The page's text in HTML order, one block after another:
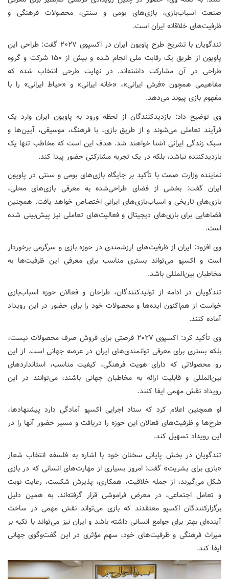
صنعت اسباب‌بازی، بازی‌های بومی و سنتی، محصولات فرهنگی و
ظرفیت‌های خلاقانه ایران است.
تندگویان با تشریح طرح پاویون ایران در اکسپوی ۲۰۲۷ گفت: طراحی این
پاویون از طریق یک رقابت ملی انجام شده و بیش از ۱۵۰ شرکت و گروه
طراحی در آن مشارکت داشته‌اند. در نهایت طرحی انتخاب شده که
مفاهیمی همچون «فرش ایرانی»، «خانه ایرانی» و «حیاط ایرانی» را با
مفهوم بازی پیوند می‌دهد.
وی توضیح داد: بازدیدکنندگان از لحظه ورود به پاویون ایران وارد یک
فرآیند تعاملی می‌شوند و از طریق بازی، با فرهنگ، موسیقی، آیین‌ها و
سبک زندگی ایرانی آشنا خواهند شد. هدف این است که مخاطب تنها یک
بازدیدکننده نباشد، بلکه در یک تجربه مشارکتی حضور پیدا کند.
نماینده وزارت صمت با تأکید بر جایگاه بازی‌های بومی و سنتی در پاویون
ایران گفت: بخشی از فضای طراحی‌شده به معرفی بازی‌های محلی،
بازی‌های تاریخی و اسباب‌بازی‌های ایرانی اختصاص خواهد یافت. همچنین
فضاهایی برای بازی‌های دیجیتال و فعالیت‌های تعاملی نیز پیش‌بینی شده
است.
وی افزود: ایران از ظرفیت‌های ارزشمندی در حوزه بازی و سرگرمی برخوردار
است و اکسپو می‌تواند بستری مناسب برای معرفی این ظرفیت‌ها به
مخاطبان بین‌المللی باشد.
تندگویان در ادامه از تولیدکنندگان، طراحان و فعالان حوزه اسباب‌بازی
خواست از هم‌اکنون ایده‌ها و محصولات خود را برای حضور در این رویداد
آماده کنند.
وی تأکید کرد: اکسپوی ۲۰۲۷ فرصتی برای فروش صرف محصولات نیست،
بلکه بستری برای معرفی توانمندی‌های ایران در عرصه جهانی است. از این
رو محصولاتی که دارای هویت فرهنگی، کیفیت مناسب، استانداردهای
بین‌المللی و قابلیت ارائه به مخاطبان جهانی باشند، می‌توانند در این
رویداد نقش مهمی ایفا کنند.
او همچنین اعلام کرد که ستاد اجرایی اکسپو آمادگی دارد پیشنهادها،
طرح‌ها و ظرفیت‌های فعالان این حوزه را دریافت و مسیر حضور آنها را در
این رویداد تسهیل کند.
تندگویان در بخش پایانی سخنان خود با اشاره به فلسفه انتخاب شعار
«بازی برای بشریت» گفت: امروز بسیاری از مهارت‌های انسانی که در بازی
شکل می‌گیرند، از جمله خلاقیت، همکاری، پذیرش شکست، رعایت نوبت
و تعامل اجتماعی، در معرض فراموشی قرار گرفته‌اند. به همین دلیل
برگزارکنندگان اکسپو معتقدند که بازی می‌تواند نقش مهمی در ساخت
آینده‌ای بهتر برای جوامع انسانی داشته باشد و ایران نیز می‌تواند با تکیه بر
میراث فرهنگی و ظرفیت‌های خود، سهم مؤثری در این گفت‌وگوی جهانی
ایفا کند.